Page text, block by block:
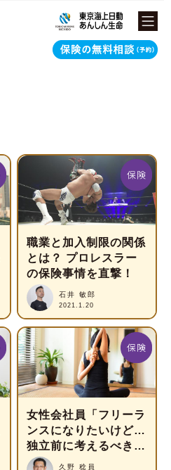
職業と加入制限の関係
とは？ プロレスラー
の保険事情を直撃！
石井 敏郎
2021.1.20
女性会社員「フリーラ
ンスになりたいけど…
独立前に考えるべきマ
ネープランは？」
久野 稔員